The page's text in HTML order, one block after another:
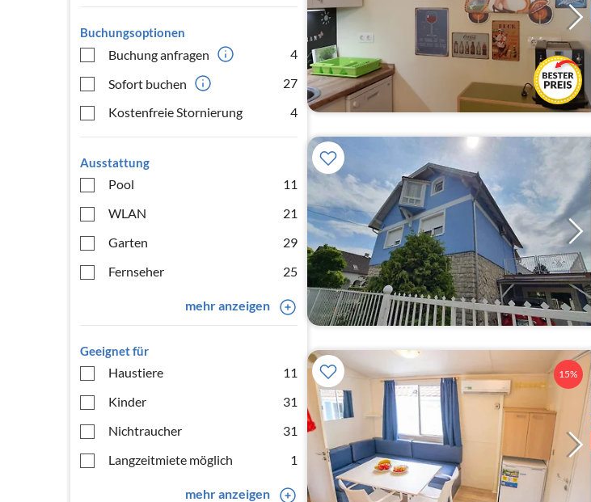
Buchungsoptionen
Buchung anfragen
4
Sofort buchen
27
Kostenfreie Stornierung
4
Ausstattung
Pool
11
WLAN
21
Garten
29
Fernseher
25
mehr anzeigen
Geeignet für
Haustiere
11
Kinder
31
Nichtraucher
31
Langzeitmiete möglich
1
mehr anzeigen
15%